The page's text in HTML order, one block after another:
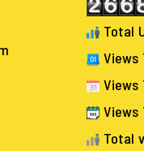
Total
Views
Views
Views
Total